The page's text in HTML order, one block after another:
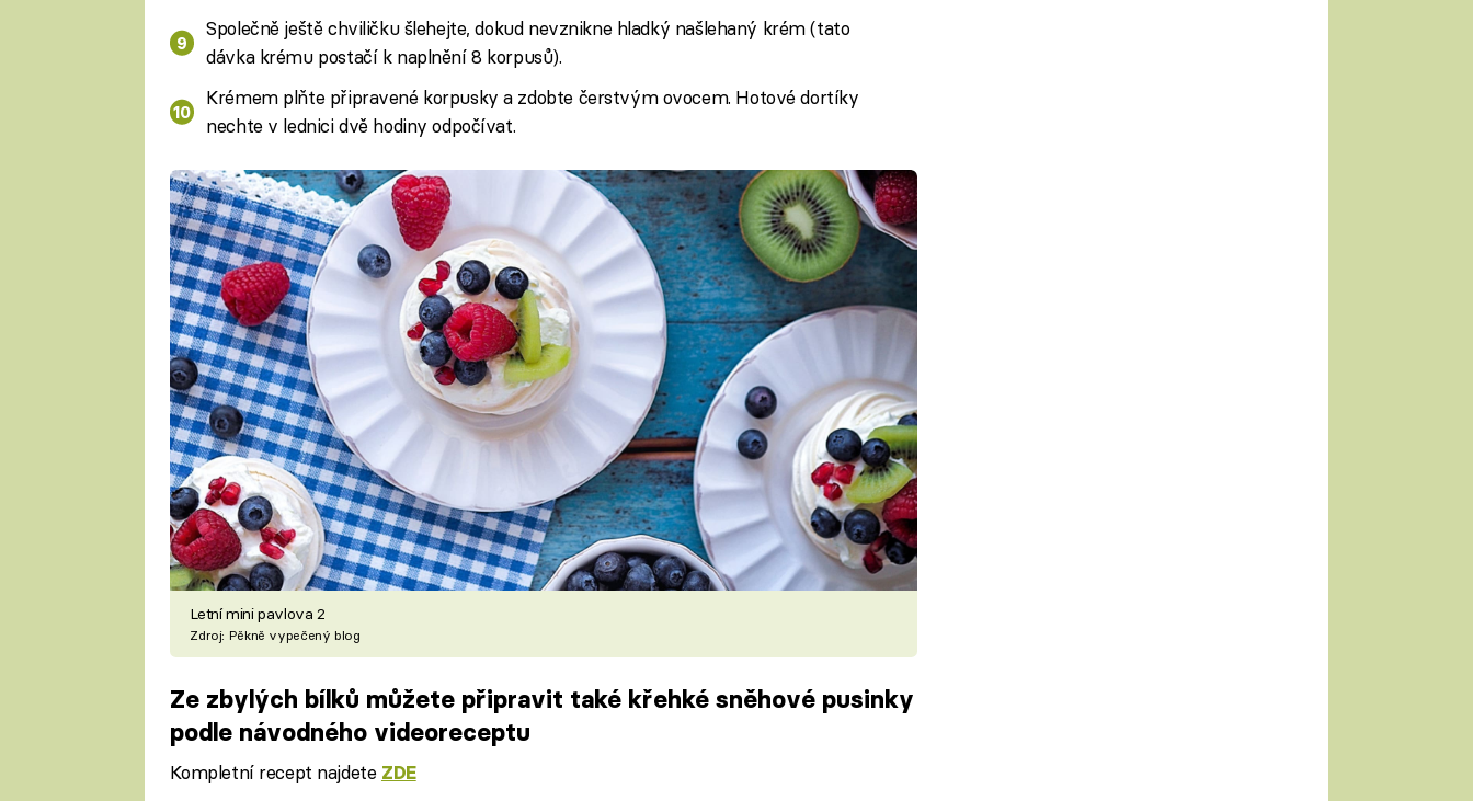
Společně ještě chviličku šlehejte, dokud nevznikne hladký našlehaný krém (tato
dávka krému postačí k naplnění 8 korpusů).
Krémem plňte připravené korpusky a zdobte čerstvým ovocem. Hotové dortíky
nechte v lednici dvě hodiny odpočívat.
Letní mini pavlova 2
Zdroj: Pěkně vypečený blog
Ze zbylých bílků můžete připravit také křehké sněhové pusinky
podle návodného videoreceptu
Kompletní recept najdete ZDE